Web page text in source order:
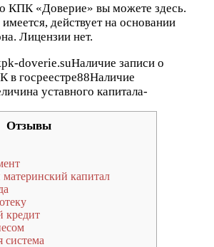
КПК «Доверие» вы можете здесь.
действует на основании
Лицензии нет.
doverie.suНаличие записи о
в госреестре88Наличие
уставного капитала-
Отзывы
капитал
кредит
система